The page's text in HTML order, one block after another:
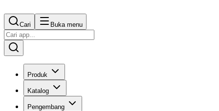
Cari Buka menu
Produk
Katalog
Pengembang